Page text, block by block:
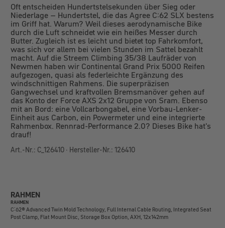
Oft entscheiden Hundertstelsekunden über Sieg oder
Niederlage – Hundertstel, die das Agree C:62 SLX bestens
im Griff hat. Warum? Weil dieses aerodynamische Bike
durch die Luft schneidet wie ein heißes Messer durch
Butter. Zugleich ist es leicht und bietet top Fahrkomfort,
was sich vor allem bei vielen Stunden im Sattel bezahlt
macht. Auf die Streem Climbing 35/38 Laufräder von
Newmen haben wir Continental Grand Prix 5000 Reifen
aufgezogen, quasi als federleichte Ergänzung des
windschnittigen Rahmens. Die superpräzisen
Gangwechsel und kraftvollen Bremsmanöver gehen auf
das Konto der Force AXS 2x12 Gruppe von Sram. Ebenso
mit an Bord: eine Vollcarbongabel, eine Vorbau-Lenker-
Einheit aus Carbon, ein Powermeter und eine integrierte
Rahmenbox. Rennrad-Performance 2.0? Dieses Bike hat's
drauf!
Art.-Nr.: C_126410 · Hersteller-Nr.: 126410
RAHMEN
RAHMEN
C:62® Advanced Twin Mold Technology, Full Internal Cable Routing, Integrated Seat
Post Clamp, Flat Mount Disc, Storage Box Option, AXH, 12x142mm